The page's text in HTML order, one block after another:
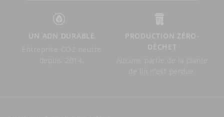
UN ADN DURABLE
PRODUCTION ZÉRO-
DÉCHET